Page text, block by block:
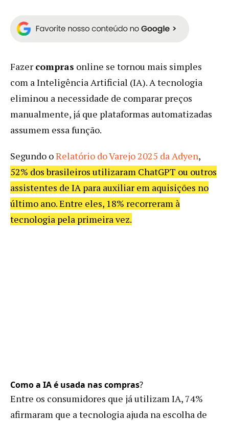
Fazer compras online se tornou mais simples
com a Inteligência Artificial (IA). A tecnologia
eliminou a necessidade de comparar preços
manualmente, já que plataformas automatizadas
assumem essa função.
Segundo oRelatório do Varejo 2025 da Adyen,
52% dos brasileiros utilizaram ChatGPT ou outros
assistentes de IA para auxiliar em aquisições no
último ano. Entre eles, 18% recorreram à
tecnologia pela primeira vez.
Como a IA é usada nas compras?
Entre os consumidores que já utilizam IA, 74%
afirmaram que a tecnologia ajuda na escolha de